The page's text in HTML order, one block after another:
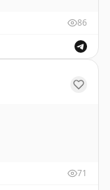
86
71